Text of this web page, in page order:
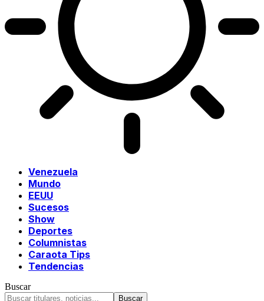
Venezuela
Mundo
EEUU
Sucesos
Show
Deportes
Columnistas
Caraota Tips
Tendencias
Buscar